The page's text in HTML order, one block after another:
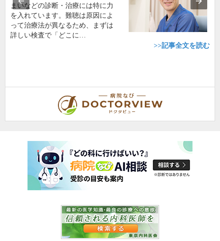
まいなどの診断・治療には特に力
を入れています。難聴は原因によ
って治療法が異なるため、まずは
詳しい検査で「どこに…
>>記事全文を読む